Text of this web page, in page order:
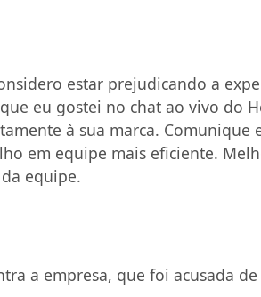
estar prejudicando a
eu gostei no chat ao vivo do
à sua marca. Comunique
em equipe mais eficiente.
equipe.
a empresa, que foi acusada